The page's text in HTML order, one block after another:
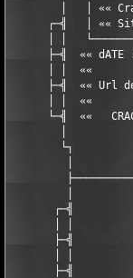
│   │ ««
┌─╣   │ ««
│ │
├─╣  «« dATE
│ │  ««
├─╣  «« Url
│ │  ««
└─╣  ««
└┐
│
│
┌─╣
├─╣
├─╣